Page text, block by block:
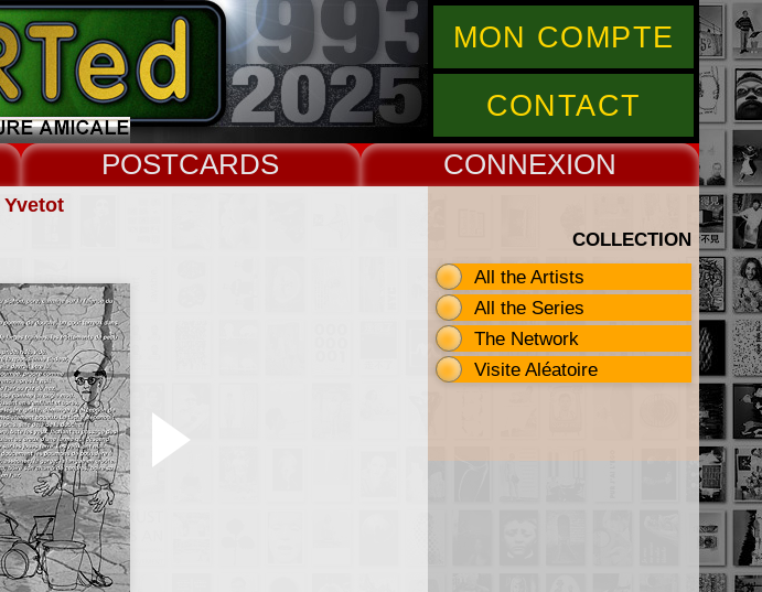
MON COMPTE
CONTACT
CARDS CONNEX
Yvetot
COLLECTION
All the Artists
All the Series
The Network
Visite Aléatoire